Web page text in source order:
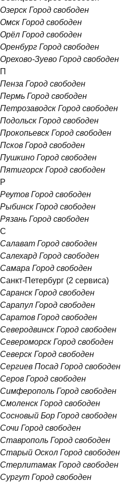
Озерск Город свободен
Омск Город свободен
Орёл Город свободен
Оренбург Город свободен
Орехово-Зуево Город свободен
П
Пенза Город свободен
Пермь Город свободен
Петрозаводск Город свободен
Подольск Город свободен
Прокопьевск Город свободен
Псков Город свободен
Пушкино Город свободен
Пятигорск Город свободен
Р
Реутов Город свободен
Рыбинск Город свободен
Рязань Город свободен
С
Салават Город свободен
Салехард Город свободен
Самара Город свободен
Санкт-Петербург (2 сервиса)
Саранск Город свободен
Сарапул Город свободен
Саратов Город свободен
Северодвинск Город свободен
Североморск Город свободен
Северск Город свободен
Сергиев Посад Город свободен
Серов Город свободен
Симферополь Город свободен
Смоленск Город свободен
Сосновый Бор Город свободен
Сочи Город свободен
Ставрополь Город свободен
Старый Оскол Город свободен
Стерлитамак Город свободен
Сургут Город свободен